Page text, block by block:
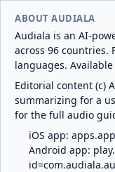
ABOUT AUDIALA
Audiala is an AI-
across 96 countries.
languages.
Editorial content (c)
summarizing for a
for the full audio
iOS app:
Android app: